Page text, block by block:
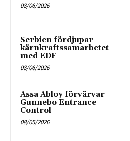
08/06/2026
Serbien fördjupar
kärnkraftssamarbetet
med EDF
08/06/2026
Assa Abloy förvärvar
Gunnebo Entrance
Control
08/05/2026